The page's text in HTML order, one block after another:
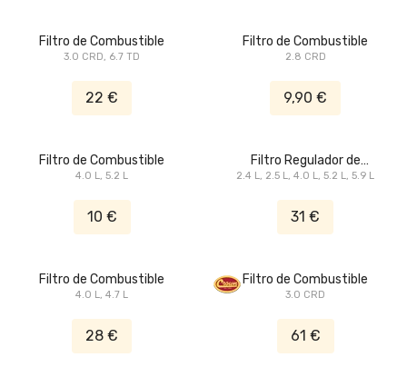
Filtro de Combustible
3.0 CRD, 6.7 TD
22 €
Filtro de Combustible
2.8 CRD
9,90 €
Filtro de Combustible
4.0 L, 5.2 L
10 €
Filtro Regulador de
Combustible
2.4 L, 2.5 L, 4.0 L, 5.2 L, 5.9 L
31 €
Filtro de Combustible
4.0 L, 4.7 L
28 €
Filtro de Combustible
3.0 CRD
61 €